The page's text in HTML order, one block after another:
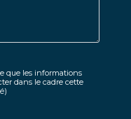
que les informations
dans le cadre cette